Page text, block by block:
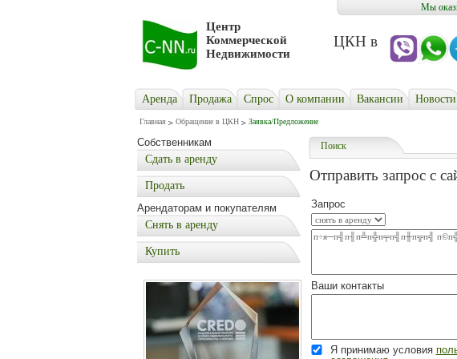
Мы
Центр
Коммерческой
Недвижимости
ЦКН в
Аренда Продажа Cпрос О компании Вакансии Новости
Главная Обращение в ЦКН Заявка/Предложение
Поиск
Отправить запрос с
Запрос
Ваши контакты
Я принимаю условия
Собственникам
Сдать в аренду
Продать
Арендаторам и покупателям
Снять в аренду
Купить